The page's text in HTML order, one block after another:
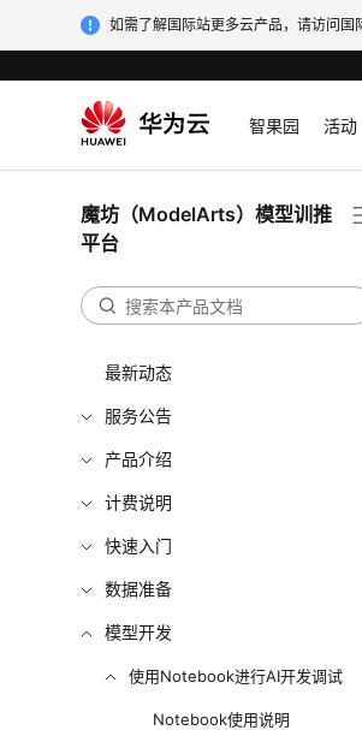
如需了解国际站更多云产品，请访问国
智果园 活动
魔坊（ModelArts）模型训推
平台
最新动态
服务公告
产品介绍
计费说明
快速入门
数据准备
模型开发
使用Notebook进行AI开发调试
Notebook使用说明